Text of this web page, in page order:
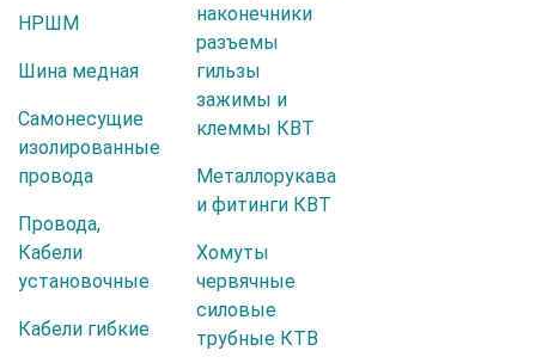
НРШМ
Шина медная
Самонесущие
изолированные
провода
Провода,
Кабели
установочные
Кабели гибкие
наконечники
разъемы
гильзы
зажимы и
клеммы КВТ
Металлорукава
и фитинги КВТ
Хомуты
червячные
силовые
трубные КТВ